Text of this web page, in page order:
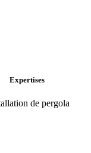
Expertises
de pergola